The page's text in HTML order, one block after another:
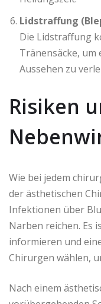
Lidstraffung
Die Lidstraffung
Tränensäcke, um
Aussehen zu
Risiken
Wie bei jedem
der ästhetischen
Infektionen über
Narben reichen. Es
informieren und
Chirurgen wählen,
Nach einem